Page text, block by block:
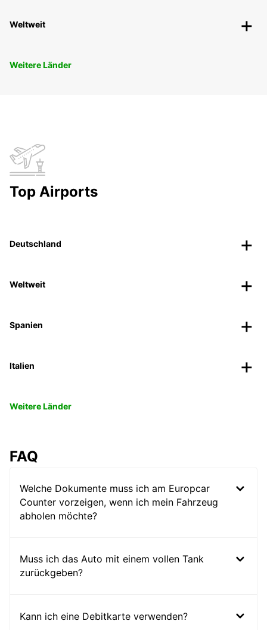
Weltweit
Weitere Länder
Top Airports
Deutschland
Weltweit
Spanien
Italien
Weitere Länder
FAQ
Welche Dokumente muss ich am Europcar
Counter vorzeigen, wenn ich mein Fahrzeug
abholen möchte?
Muss ich das Auto mit einem vollen Tank
zurückgeben?
Kann ich eine Debitkarte verwenden?